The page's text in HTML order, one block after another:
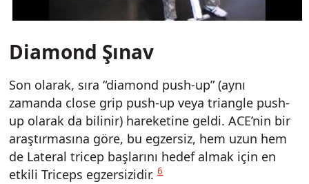
Diamond Şınav
Son olarak, sıra “diamond push-up” (aynı
zamanda close grip push-up veya triangle push-
up olarak da bilinir) hareketine geldi. ACE’nin bir
araştırmasına göre, bu egzersiz, hem uzun hem
de Lateral tricep başlarını hedef almak için en
etkili Triceps egzersizidir.6